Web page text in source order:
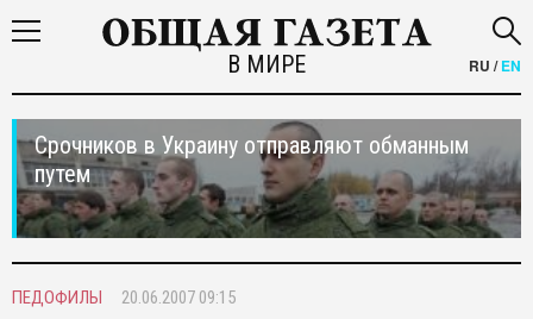
В МИРЕ RU /EN
Срочников в Украину отправляют обманным
путем
ПЕДОФИЛЫ 20.06.2007 09:15